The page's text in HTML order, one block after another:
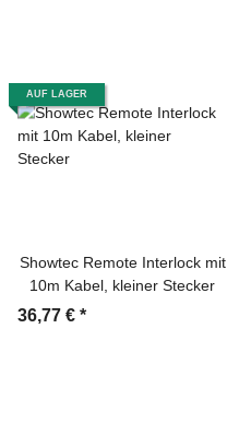
AUF LAGER
Showtec Remote Interlock mit
10m Kabel, kleiner Stecker
36,77 € *